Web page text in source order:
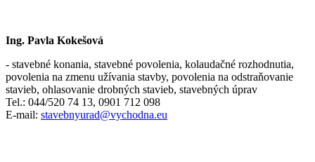
Ing. Pavla Kokešová
- stavebné konania, stavebné povolenia, kolaudačné rozhodnutia,
povolenia na zmenu užívania stavby, povolenia na odstraňovanie
stavieb, ohlasovanie drobných stavieb, stavebných úprav
Tel.: 044/520 74 13, 0901 712 098
E-mail: stavebnyurad@vychodna.eu